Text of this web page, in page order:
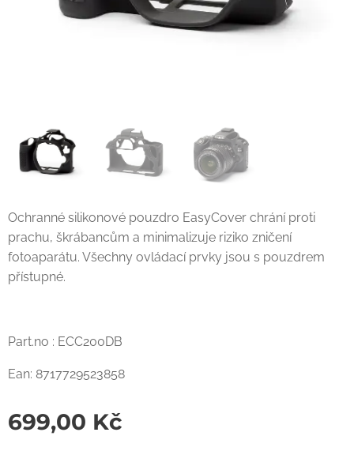
Ochranné silikonové pouzdro EasyCover chrání proti
prachu, škrábancům a minimalizuje riziko zničení
fotoaparátu. Všechny ovládací prvky jsou s pouzdrem
přístupné.
Part.no : ECC200DB
Ean: 8717729523858
699,00 Kč